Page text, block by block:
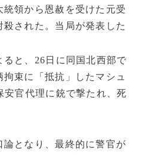
領から恩赦を受けた元受
された。当局が発表した
と、26日に同国北西部で
束に「抵抗」したマシュ
安官代理に銃で撃たれ、死
となり、最終的に警官が